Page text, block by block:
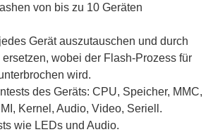
von bis zu 10 Geräten
Gerät auszutauschen und durch
wobei der Flash-Prozess für
wird.
des Geräts: CPU, Speicher, MMC,
Kernel, Audio, Video, Seriell.
wie LEDs und Audio.